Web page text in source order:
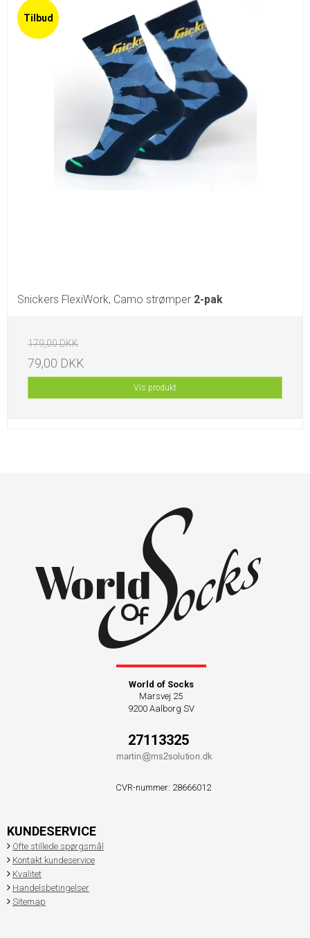
Tilbud
Snickers FlexiWork, Camo strømper 2-pak
179,00 DKK
79,00 DKK
Vis produkt
World of Socks
Marsvej 25
9200 Aalborg SV
27113325
CVR-nummer: 28666012
KUNDESERVICE
Ofte stillede spørgsmål
Kontakt kundeservice
Kvalitet
Handelsbetingelser
Sitemap